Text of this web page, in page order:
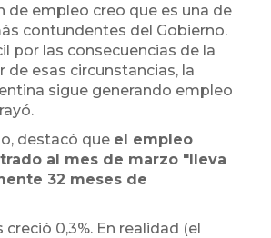
de empleo creo que es una de
contundentes del Gobierno.
por las consecuencias de la
de esas circunstancias, la
sigue generando empleo
destacó que el empleo
al mes de marzo "lleva
32 meses de
0,3%. En realidad (el